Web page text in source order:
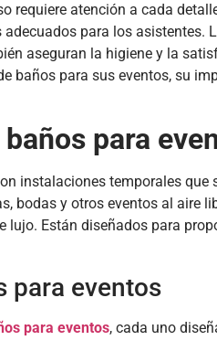
requiere atención a cada
para los asistentes.
aseguran la higiene y la
baños para sus eventos, su
baños para
instalaciones temporales que
bodas y otros eventos al aire
lujo. Están diseñados para
para eventos
para eventos, cada uno